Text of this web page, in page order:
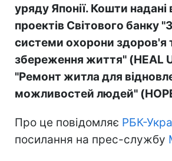
уряду Японії. Кошти надані
проектів Світового банку
системи охорони здоров'я
збереження життя" (HEAL
"Ремонт житла для
можливостей людей"
Про це повідомляє РБК-
посилання на прес-службу